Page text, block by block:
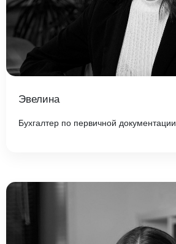
Эвелина
Бухгалтер по первичной документации